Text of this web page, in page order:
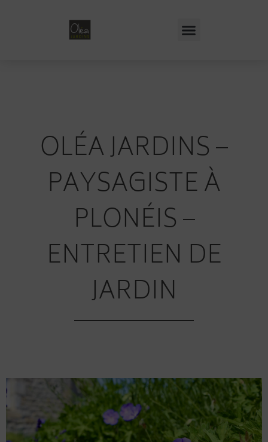
OLÉA JARDINS –
PAYSAGISTE À
PLONÉIS –
ENTRETIEN DE
JARDIN